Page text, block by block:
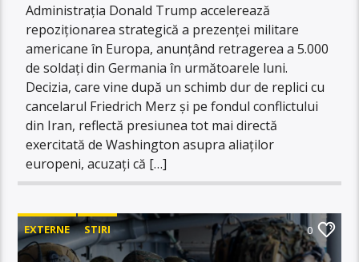
Administrația Donald Trump accelerează
repoziționarea strategică a prezenței militare
americane în Europa, anunțând retragerea a 5.000
de soldați din Germania în următoarele luni.
Decizia, care vine după un schimb dur de replici cu
cancelarul Friedrich Merz și pe fondul conflictului
din Iran, reflectă presiunea tot mai directă
exercitată de Washington asupra aliaților
europeni, acuzați că […]
EXTERNE STIRI 0